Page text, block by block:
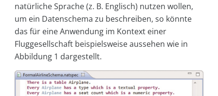
natürliche Sprache (z. B. Englisch) nutzen wollen,
um ein Datenschema zu beschreiben, so könnte
das für eine Anwendung im Kontext einer
Fluggesellschaft beispielsweise aussehen wie in
Abbildung 1 dargestellt.